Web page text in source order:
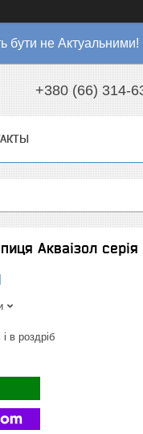
бути не Актуальними!
+380 (66) 314-
Акваізол серія
в роздріб